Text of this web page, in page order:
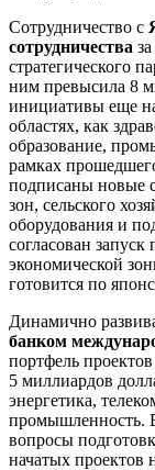
Сотрудничество с
сотрудничества
стратегического
ним превысила 8
инициативы еще
областях, как
образование,
рамках
подписаны новые
зон, сельского
оборудования и
согласован запуск
экономической
готовится по
Динамично
банком
портфель
5 миллиардов
энергетика,
промышленность.
вопросы
начатых проектов